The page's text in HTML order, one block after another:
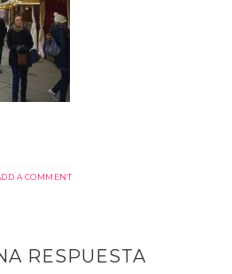
A COMMENT
RESPUESTA